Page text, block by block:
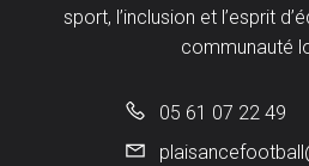
sport, l’inclusion et l’esprit
communauté
05 61 07 22 49